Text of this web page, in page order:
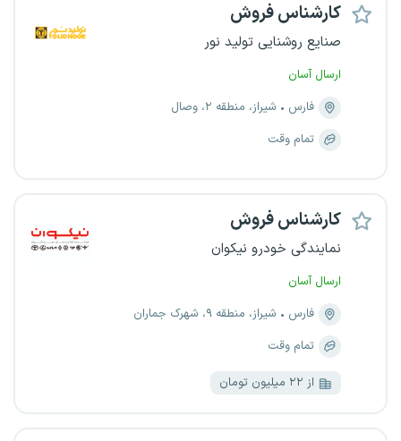
کارشناس فروش
صنایع روشنایی تولید نور
ارسال آسان
فارس
شیراز، منطقه ۲، وصال
تمام وقت
کارشناس فروش
نمایندگی خودرو نیکوان
ارسال آسان
فارس
شیراز، منطقه ۹، شهرک جماران
تمام وقت
از ۲۲ میلیون تومان